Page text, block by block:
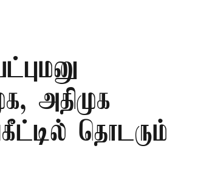
அதிமுக
தொடரும்